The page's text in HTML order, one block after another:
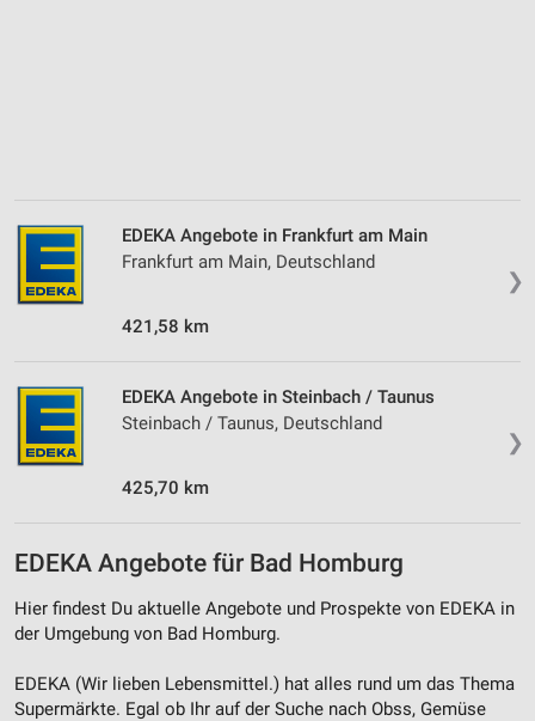
❯
EDEKA Angebote in Frankfurt am Main
Frankfurt am Main, Deutschland
421,58 km
❯
EDEKA Angebote in Steinbach / Taunus
Steinbach / Taunus, Deutschland
425,70 km
EDEKA Angebote für Bad Homburg
Hier findest Du aktuelle Angebote und Prospekte von EDEKA in
der Umgebung von Bad Homburg.
EDEKA (Wir lieben Lebensmittel.) hat alles rund um das Thema
Supermärkte. Egal ob Ihr auf der Suche nach Obss, Gemüse